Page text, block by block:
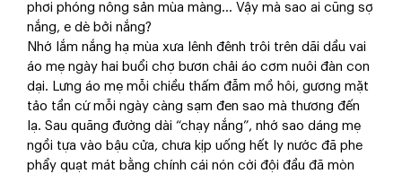
phơi phóng nông sản mùa màng… Vậy mà sao ai cũng sợ
nắng, e dè bởi nắng?
Nhớ lắm nắng hạ mùa xưa lênh đênh trôi trên dãi dầu vai
áo mẹ ngày hai buổi chợ bươn chải áo cơm nuôi đàn con
dại. Lưng áo mẹ mỗi chiều thấm đẫm mồ hôi, gương mặt
tảo tần cứ mỗi ngày càng sạm đen sao mà thương đến
lạ. Sau quãng đường dài “chạy nắng”, nhớ sao dáng mẹ
ngồi tựa vào bậu cửa, chưa kịp uống hết ly nước đã phe
phẩy quạt mát bằng chính cái nón cời đội đầu đã mòn